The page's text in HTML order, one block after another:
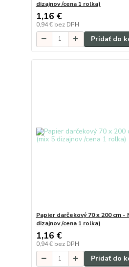
dizajnov /cena 1 rolka)
1,16 €
0,94 € bez DPH
Pridať do
Papier darčekový 70 x 200 cm -
dizajnov /cena 1 rolka)
1,16 €
0,94 € bez DPH
Pridať do